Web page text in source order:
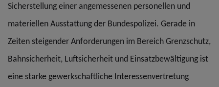
Sicherstellung einer angemessenen personellen und
materiellen Ausstattung der Bundespolizei. Gerade in
Zeiten steigender Anforderungen im Bereich Grenzschutz,
Bahnsicherheit, Luftsicherheit und Einsatzbewältigung ist
eine starke gewerkschaftliche Interessenvertretung